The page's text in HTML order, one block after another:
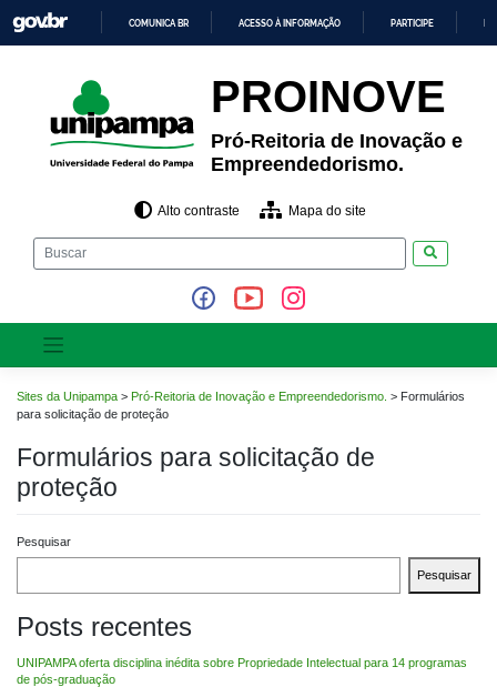
para
o
CONTEÚDO
COMUNICA BR ACESSO À INFORMAÇÃO PARTICIPE
PROINOVE
Pró-Reitoria de Inovação e
Empreendedorismo.
Alto contraste Mapa do site
Sites da Unipampa > Pró-Reitoria de Inovação e Empreendedorismo. > Formulários
para solicitação de proteção
Formulários para solicitação de
proteção
Pesquisar
Pesquisar
Posts recentes
UNIPAMPA oferta disciplina inédita sobre Propriedade Intelectual para 14 programas
de pós-graduação